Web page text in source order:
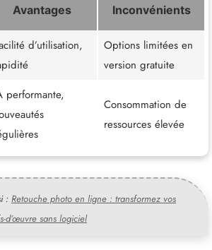
Avantages Inconvénients
d’utilisation,
Options limitées en
version gratuite
performante,
Consommation de
ressources élevée
: Retouche photo en ligne : transformez vos
d’œuvre sans logiciel